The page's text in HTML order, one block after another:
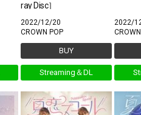
ray Disc］
2022/12/20
CROWN POP
BUY
Streaming＆DL
2022/